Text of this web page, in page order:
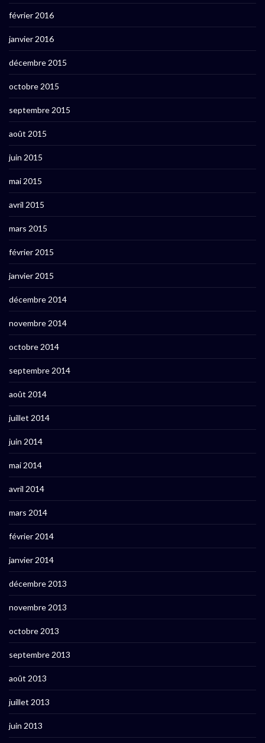
février 2016
janvier 2016
décembre 2015
octobre 2015
septembre 2015
août 2015
juin 2015
mai 2015
avril 2015
mars 2015
février 2015
janvier 2015
décembre 2014
novembre 2014
octobre 2014
septembre 2014
août 2014
juillet 2014
juin 2014
mai 2014
avril 2014
mars 2014
février 2014
janvier 2014
décembre 2013
novembre 2013
octobre 2013
septembre 2013
août 2013
juillet 2013
juin 2013